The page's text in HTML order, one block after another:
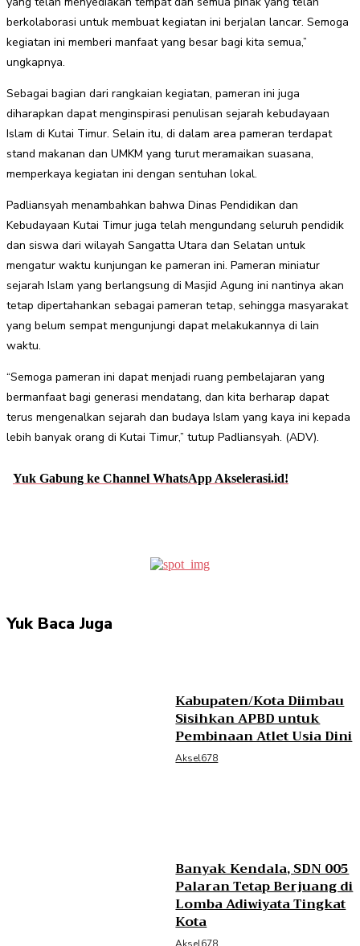
berkolaborasi untuk membuat kegiatan ini berjalan lancar. Semoga
kegiatan ini memberi manfaat yang besar bagi kita semua,”
ungkapnya.
Sebagai bagian dari rangkaian kegiatan, pameran ini juga
diharapkan dapat menginspirasi penulisan sejarah kebudayaan
Islam di Kutai Timur. Selain itu, di dalam area pameran terdapat
stand makanan dan UMKM yang turut meramaikan suasana,
memperkaya kegiatan ini dengan sentuhan lokal.
Padliansyah menambahkan bahwa Dinas Pendidikan dan
Kebudayaan Kutai Timur juga telah mengundang seluruh pendidik
dan siswa dari wilayah Sangatta Utara dan Selatan untuk
mengatur waktu kunjungan ke pameran ini. Pameran miniatur
sejarah Islam yang berlangsung di Masjid Agung ini nantinya akan
tetap dipertahankan sebagai pameran tetap, sehingga masyarakat
yang belum sempat mengunjungi dapat melakukannya di lain
waktu.
“Semoga pameran ini dapat menjadi ruang pembelajaran yang
bermanfaat bagi generasi mendatang, dan kita berharap dapat
terus mengenalkan sejarah dan budaya Islam yang kaya ini kepada
lebih banyak orang di Kutai Timur,” tutup Padliansyah. (ADV).
Yuk Gabung ke Channel WhatsApp Akselerasi.id!
Yuk Baca Juga
Kabupaten/Kota Diimbau
Sisihkan APBD untuk
Pembinaan Atlet Usia Dini
Aksel678
Banyak Kendala, SDN 005
Palaran Tetap Berjuang di
Lomba Adiwiyata Tingkat
Kota
Aksel678